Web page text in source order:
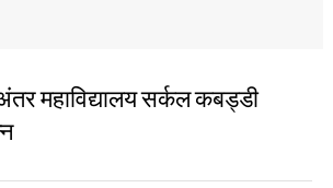
महाविद्यालय सर्कल कबड्डी